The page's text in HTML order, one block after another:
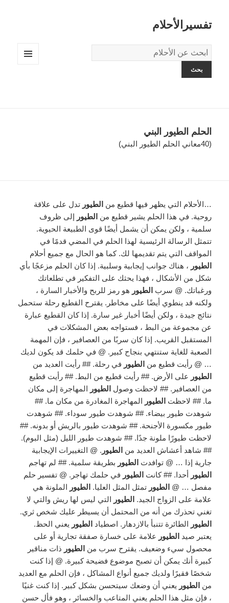
تفسيرالأحلام
قاموس
الاحلام:
الحلم الطيور البني
(40معاني الحلم الطيور البني)
…الأحلام التي يظهر فيها قطيع من الطيور تدل على علاقة
روحية. في هذا الحلم يشير قطيع من الطيور إلى ظروف
سلمية ، ولكن يمكن أن يشمل أيضًا قوى الطبيعة الحيوية.
تتمثل الرسالة الرئيسية لهذا الحلم في المضي قدمًا في
المواقف التي يتم تقديمها لك. كما هو الحال مع جميع أحلام
الطيور ، هناك جوانب إيجابية وسلبية. إذا كان الحلم مزعجًا بأي
شكل من الأشكال ، فهذا يحثك على التفكير في تطلعاتك
ورغباتك. @ سرب الطيور هو رمز للربح والأخبار السارة ،
ولكنه قد ينطوي أيضًا على مخاطر. يقترح القطيع رحلة ستحمل
نتائج جيدة ، ولكن أيضًا أخبار غير سارة. إذا كان القطيع عبارة
عن مجموعة من البط ، فستواجه بعض المشكلات في
المستقبل القريب. إذا كان سربًا من العصافير ، فإن المهمة
الصعبة للغاية ستنتهي بنجاح كبير. @ في حلمك قد يكون لديك
… @ رأيت قطيع من الطيور في رحلة. ## رأيت العديد من
الطيور على الأرض. ## رأيت قطيع من البط. ## رأيت قطيع
من العصافير. ## لاحظت وصول الطيور المهاجرة إلى مكان
ما. ## لاحظت الطيور المهاجرة المغادرة من مكان ما. ##
شوهدت طيور بيضاء. ## شوهدت طيور سوداء. ## شوهدت
طيور مكسورة الأجنحة. ## شوهدت طيور بالريش أو بدونه. ##
لاحظت طيورًا ملونة جدًا. ## شوهدت طيور الليل (مثل البوم).
## شاهد أعشاش العديد من الطيور . @ التغييرات الإيجابية
جارية إذا … @ توافدت الطيور بطريقة سلمية. ## لم تهاجم
الطيور أحدا. ## كانت الطيور في حلمك تهاجر. @ تفسير حلم
مفصل … @ الطيور تمثل المثل العليا. الطيور الملونة هي
علامة على الزواج الجيد. الطيور التي ليس لها ريش والتي لا
تغني تحذرك من أنه من المحتمل أن يسيطر عليك شخص ثري.
الطيور الطائرة تتنبأ بالازدهار. اصطياد الطيور يعني الحظ.
يعتبر صيد الطيور علامة على خسارة صفقة تجارية أو على
محصول سيء وضعيف. يقترح سرب من الطيور ذات مناقير
كبيرة أنك يمكن أن تصبح موضوع فضيحة كبيرة. @ إذا كنت
شخصًا فقيرًا ولديك جميع أنواع المشاكل ، فإن الحلم مع العديد
من الطيور يعني أن وضعك سيتحسن بشكل كبير. إذا كنت غنيًا
، فإن مثل هذا الحلم يعني المتاعب والخسائر ، وهو فأل حسن